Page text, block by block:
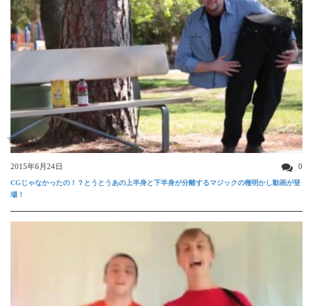
すごい動画
2015年6月24日 0
CGじゃなかったの！？とうとうあの上半身と下半身が分離するマジックの種明かし動画が登
場！